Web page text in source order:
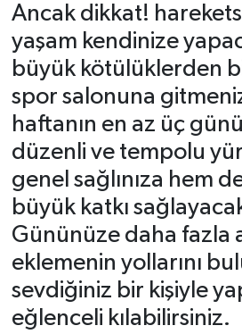
Ancak dikkat!
yaşam kendinize
büyük kötülüklerden
spor salonuna
haftanın en az üç
düzenli ve tempolu
genel sağlınıza hem
büyük katkı
Gününüze daha fazla
eklemenin yollarını
sevdiğiniz bir kişiyle
eğlenceli kılabilirsiniz.